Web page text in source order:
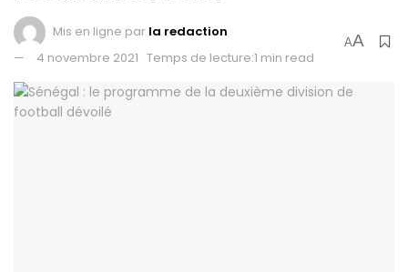
Mis en ligne par la redaction
4 novembre 2021 Temps de lecture:1 min read
AA